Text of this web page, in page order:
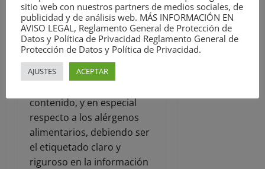
composición, cantidad,
duración, origen o
procedencia y modo de
fabricación o de obtención.
b) Prohibiendo
contenido, y en especial
respecto a los alérgenos
alimentarios, debiendo ser
el etiquetado claro y
riguroso en la información
sitio web con nuestros partners de medios sociales, de
publicidad y de análisis web. MÁS INFORMACIÓN EN
AVISO LEGAL, Reglamento General de Protección de
Datos y Política de Privacidad Reglamento General de
Protección de Datos y Política de Privacidad.
AJUSTES ACEPTAR